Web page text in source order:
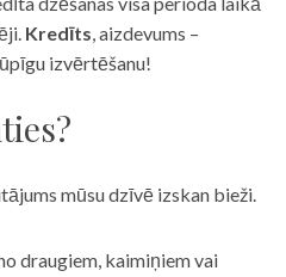
Kredīts, aizdevums –
izvērtēšanu!
mūsu dzīvē izskan bieži.
draugiem, kaimiņiem vai